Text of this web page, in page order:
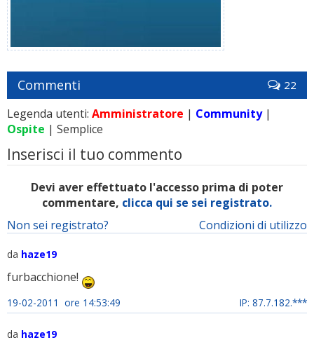
Commenti 22
Legenda utenti: Amministratore | Community|
Ospite | Semplice
Inserisci il tuo commento
Devi aver effettuato l'accesso prima di poter
commentare, clicca qui se sei registrato.
Condizioni di utilizzo
Non sei registrato?
da haze19
furbacchione!
19-02-2011 ore 14:53:49 IP: 87.7.182.***
da haze19